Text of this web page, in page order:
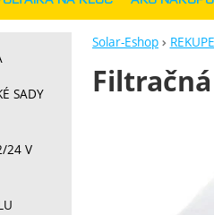
Solar-Eshop
SADY
24 V